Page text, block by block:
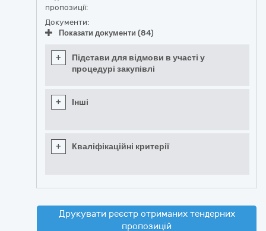
пропозиції:
Документи:
Показати документи (84)
+
Підстави для відмови в участі у
процедурі закупівлі
+ Інші
+ Кваліфікаційні критерії
Друкувати реєстр отриманих тендерних
пропозицій